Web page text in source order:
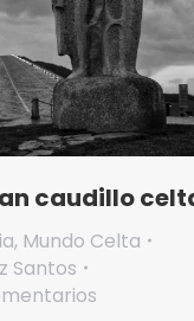
caudillo
, Mundo Celta
Santos